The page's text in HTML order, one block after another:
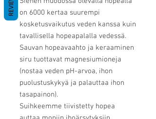
on 6000 kertaa suurempi
kosketusvaikutus veden kanssa kuin
tavallisella hopeapalalla vedessä.
Sauvan hopeavaahto ja keraaminen
siru tuottavat magnesiumioneja
(nostaa veden pH-arvoa, ihon
puolustuskykyä ja palauttaa ihon
tasapainon).
Suihkeemme tiivistetty hopea